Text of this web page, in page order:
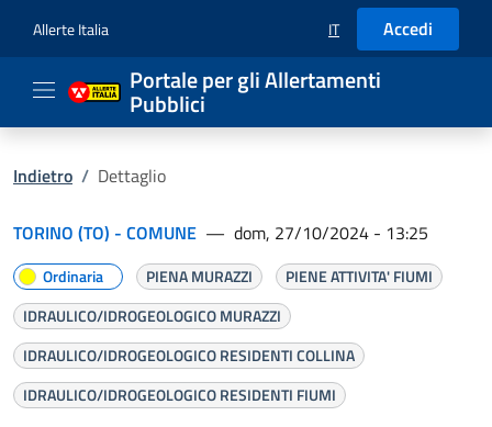
Allerte Italia SELEZIONE LINGUA:
IT Accedi
Portale per gli Allertamenti
Pubblici
Indietro / Dettaglio
TORINO (TO) - COMUNE — dom, 27/10/2024 - 13:25
Ordinaria PIENA MURAZZI
PIENE ATTIVITA' FIUMI
IDRAULICO/IDROGEOLOGICO MURAZZI
IDRAULICO/IDROGEOLOGICO RESIDENTI COLLINA
IDRAULICO/IDROGEOLOGICO RESIDENTI FIUMI